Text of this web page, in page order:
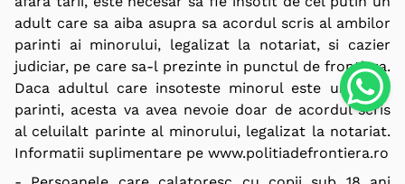
adult care sa aiba asupra sa acordul scris al ambilor
parinti ai minorului, legalizat la notariat, si cazier
judiciar, pe care sa-l prezinte in punctul de frontiera.
Daca adultul care insoteste minorul este unul din
parinti, acesta va avea nevoie doar de acordul scris
al celuilalt parinte al minorului, legalizat la notariat.
Informatii suplimentare pe www.politiadefrontiera.ro